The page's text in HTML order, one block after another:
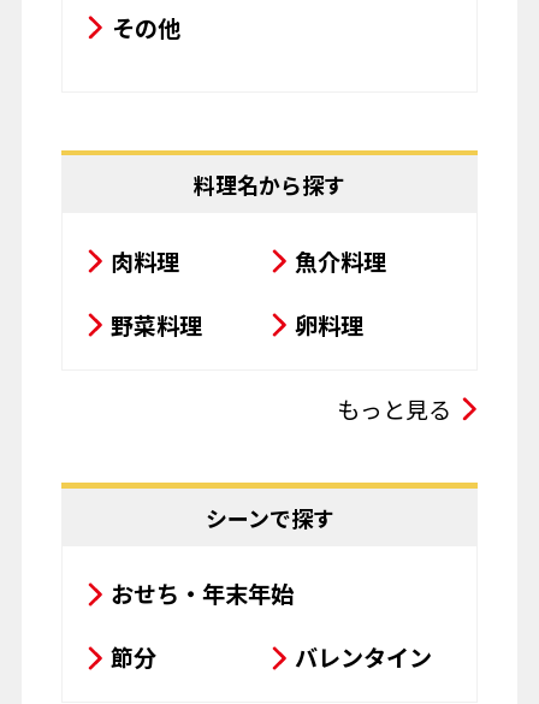
その他
料理名から探す
肉料理
魚介料理
野菜料理
卵料理
揚げ物
粉物
お菓子
パスタ
もっと見る
シーンで探す
おせち・年末年始
節分
バレンタイン